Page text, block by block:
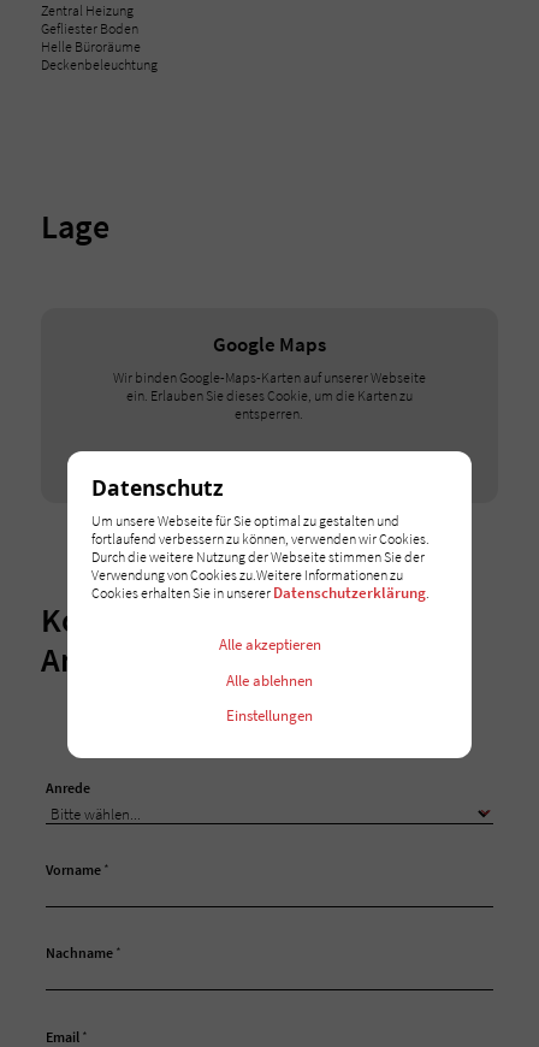
Zentral Heizung
Gefliester Boden
Helle Büroräume
Deckenbeleuchtung
Lage
Google Maps
Wir binden Google-Maps-Karten auf unserer Webseite
ein. Erlauben Sie dieses Cookie, um die Karten zu
entsperren.
Kontaktieren Sie Ihren
Ansprechpartner
Anrede
Vorname *
Nachname *
Email *
Datenschutz
Um unsere Webseite für Sie optimal zu gestalten und
fortlaufend verbessern zu können, verwenden wir Cookies.
Durch die weitere Nutzung der Webseite stimmen Sie der
Verwendung von Cookies zu.Weitere Informationen zu
Cookies erhalten Sie in unserer Datenschutzerklärung.
Einstellungen
Alle ablehnen
Alle akzeptieren